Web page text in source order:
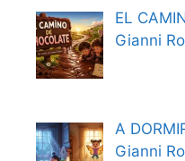
EL
Gianni
A
Gianni